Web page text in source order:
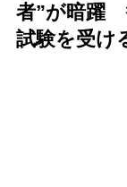
者”が暗躍
試験を受け